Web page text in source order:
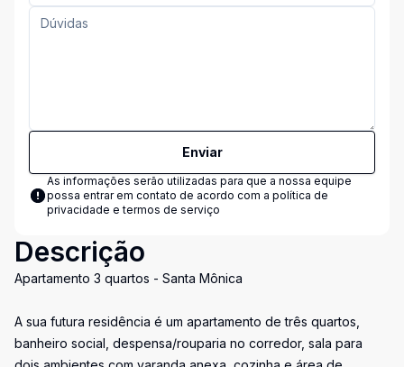
Enviar
As informações serão utilizadas para que a nossa equipe
possa entrar em contato de acordo com a política de
privacidade e termos de serviço
Descrição
Apartamento 3 quartos - Santa Mônica
A sua futura residência é um apartamento de três quartos,
banheiro social, despensa/rouparia no corredor, sala para